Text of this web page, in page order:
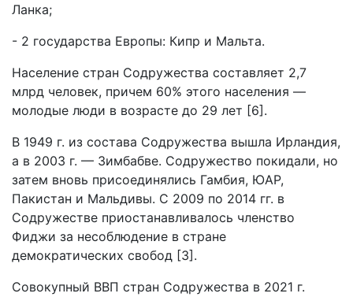
Ланка;
- 2 государства Европы: Кипр и Мальта.
Население стран Содружества составляет 2,7
млрд человек, причем 60% этого населения —
молодые люди в возрасте до 29 лет [6].
В 1949 г. из состава Содружества вышла Ирландия,
а в 2003 г. — Зимбабве. Содружество покидали, но
затем вновь присоединялись Гамбия, ЮАР,
Пакистан и Мальдивы. С 2009 по 2014 гг. в
Содружестве приостанавливалось членство
Фиджи за несоблюдение в стране
демократических свобод [3].
Совокупный ВВП стран Содружества в 2021 г.